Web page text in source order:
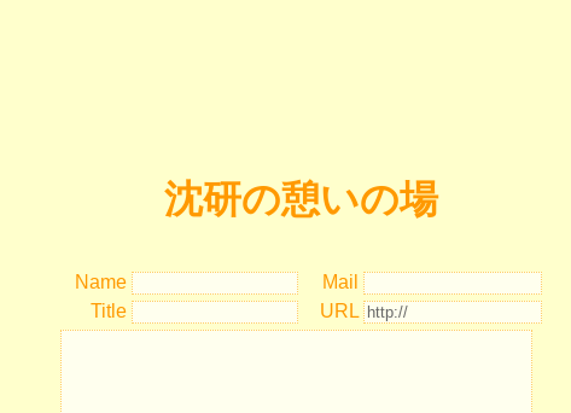
沈研の憩いの場
Name
Mail
Title
URL